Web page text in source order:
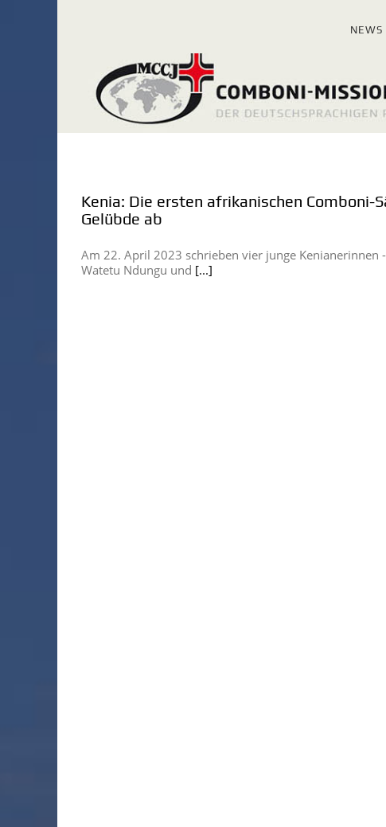
NEWS
Kenia: Die ersten afrikanischen Comboni-
Gelübde ab
Am 22. April 2023 schrieben vier junge Kenianerinnen
Watetu Ndungu und [...]